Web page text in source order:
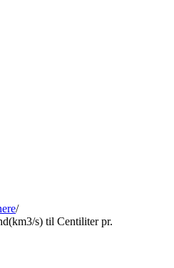
/
s) til Centiliter pr.